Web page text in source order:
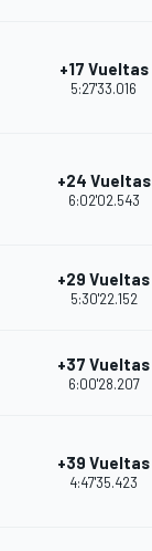
+17 Vueltas
5:27'33.016
+24 Vueltas
6:02'02.543
+29 Vueltas
5:30'22.152
+37 Vueltas
6:00'28.207
+39 Vueltas
4:47'35.423